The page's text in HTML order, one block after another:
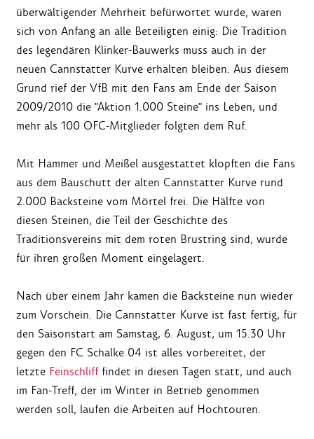
überwältigender Mehrheit befürwortet wurde, waren
sich von Anfang an alle Beteiligten einig: Die Tradition
des legendären Klinker-Bauwerks muss auch in der
neuen Cannstatter Kurve erhalten bleiben. Aus diesem
Grund rief der VfB mit den Fans am Ende der Saison
2009/2010 die "Aktion 1.000 Steine" ins Leben, und
mehr als 100 OFC-Mitglieder folgten dem Ruf.
Mit Hammer und Meißel ausgestattet klopften die Fans
aus dem Bauschutt der alten Cannstatter Kurve rund
2.000 Backsteine vom Mörtel frei. Die Hälfte von
diesen Steinen, die Teil der Geschichte des
Traditionsvereins mit dem roten Brustring sind, wurde
für ihren großen Moment eingelagert.
Nach über einem Jahr kamen die Backsteine nun wieder
zum Vorschein. Die Cannstatter Kurve ist fast fertig, für
den Saisonstart am Samstag, 6. August, um 15.30 Uhr
gegen den FC Schalke 04 ist alles vorbereitet, der
letzte Feinschliff findet in diesen Tagen statt, und auch
im Fan-Treff, der im Winter in Betrieb genommen
werden soll, laufen die Arbeiten auf Hochtouren.